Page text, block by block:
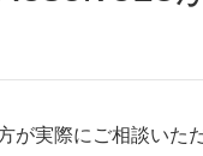
が実際にご相談いた